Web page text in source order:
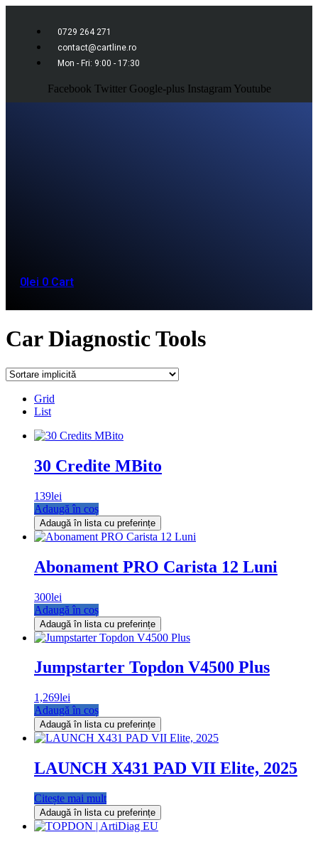
0729 264 271
contact@cartline.ro
Mon - Fri: 9:00 - 17:30
Facebook Twitter Google-plus Instagram Youtube
0lei 0 Cart
Car Diagnostic Tools
Grid
List
30 Credite MBito
139lei
Adaugă în coș
Adaugă în lista cu preferințe
Abonament PRO Carista 12 Luni
300lei
Adaugă în coș
Adaugă în lista cu preferințe
Jumpstarter Topdon V4500 Plus
1,269lei
Adaugă în coș
Adaugă în lista cu preferințe
LAUNCH X431 PAD VII Elite, 2025
Citește mai mult
Adaugă în lista cu preferințe